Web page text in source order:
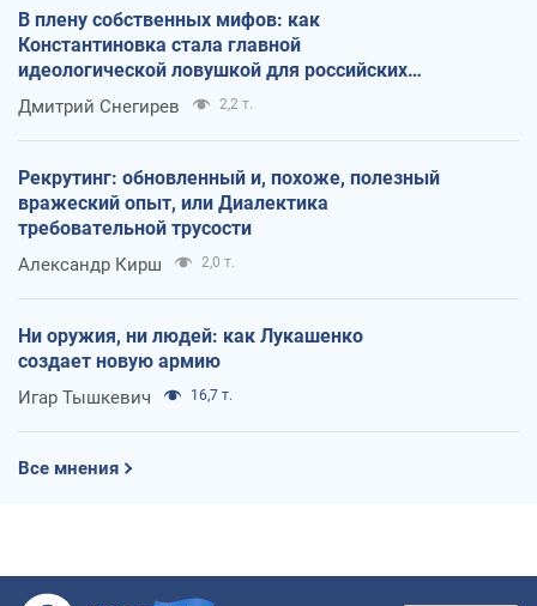
В плену собственных мифов: как
Константиновка стала главной
идеологической ловушкой для российских
оккупантов
Дмитрий Снегирев 2,2 т.
Рекрутинг: обновленный и, похоже, полезный
вражеский опыт, или Диалектика
требовательной трусости
Александр Кирш 2,0 т.
Ни оружия, ни людей: как Лукашенко
создает новую армию
Игар Тышкевич 16,7 т.
Все мнения